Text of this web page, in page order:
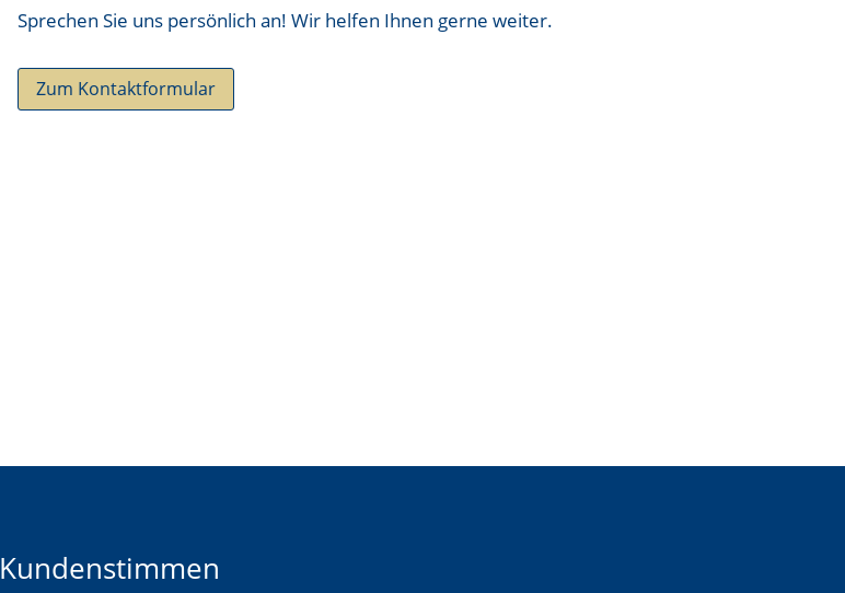
Sprechen Sie uns persönlich an! Wir helfen Ihnen gerne weiter.
Zum Kontaktformular
Kundenstimmen